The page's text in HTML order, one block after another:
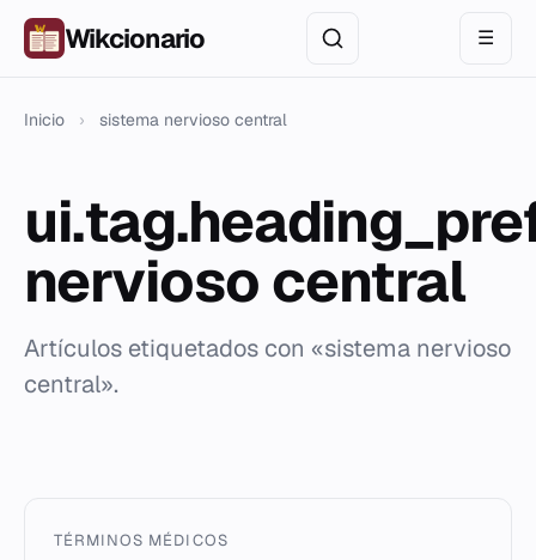
Wikcionario ☰
Inicio › sistema nervioso central
nervioso central
Artículos etiquetados con «sistema nervioso
central».
TÉRMINOS MÉDICOS